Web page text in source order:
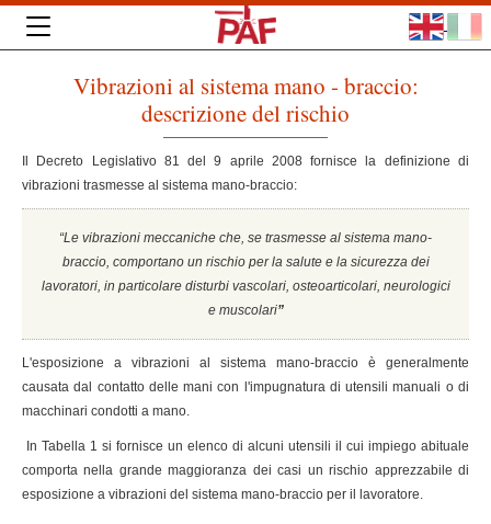
Vibrazioni al sistema mano - braccio:
descrizione del rischio
Il Decreto Legislativo 81 del 9 aprile 2008 fornisce la definizione di
vibrazioni trasmesse al sistema mano-braccio:
“Le vibrazioni meccaniche che, se trasmesse al sistema mano-
braccio, comportano un rischio per la salute e la sicurezza dei
lavoratori, in particolare disturbi vascolari, osteoarticolari, neurologici
e muscolari”
L'esposizione a vibrazioni al sistema mano-braccio è generalmente
causata dal contatto delle mani con l'impugnatura di utensili manuali o di
macchinari condotti a mano.
In Tabella 1 si fornisce un elenco di alcuni utensili il cui impiego abituale
comporta nella grande maggioranza dei casi un rischio apprezzabile di
esposizione a vibrazioni del sistema mano-braccio per il lavoratore.